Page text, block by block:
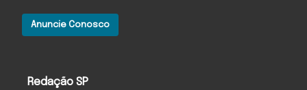
Redação SP
Anuncie Conosco